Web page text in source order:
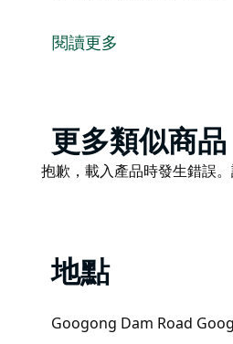
僅在野餐區附近的堰牆下游
洞穴，最終形成了倫敦橋拱
Googong Foreshores 位於
壩牆高62米，從北端的停
閱讀更多
Product
List
更多類似商品
Product
抱歉，載入產品時發生錯誤。
地點
Googong Dam Road